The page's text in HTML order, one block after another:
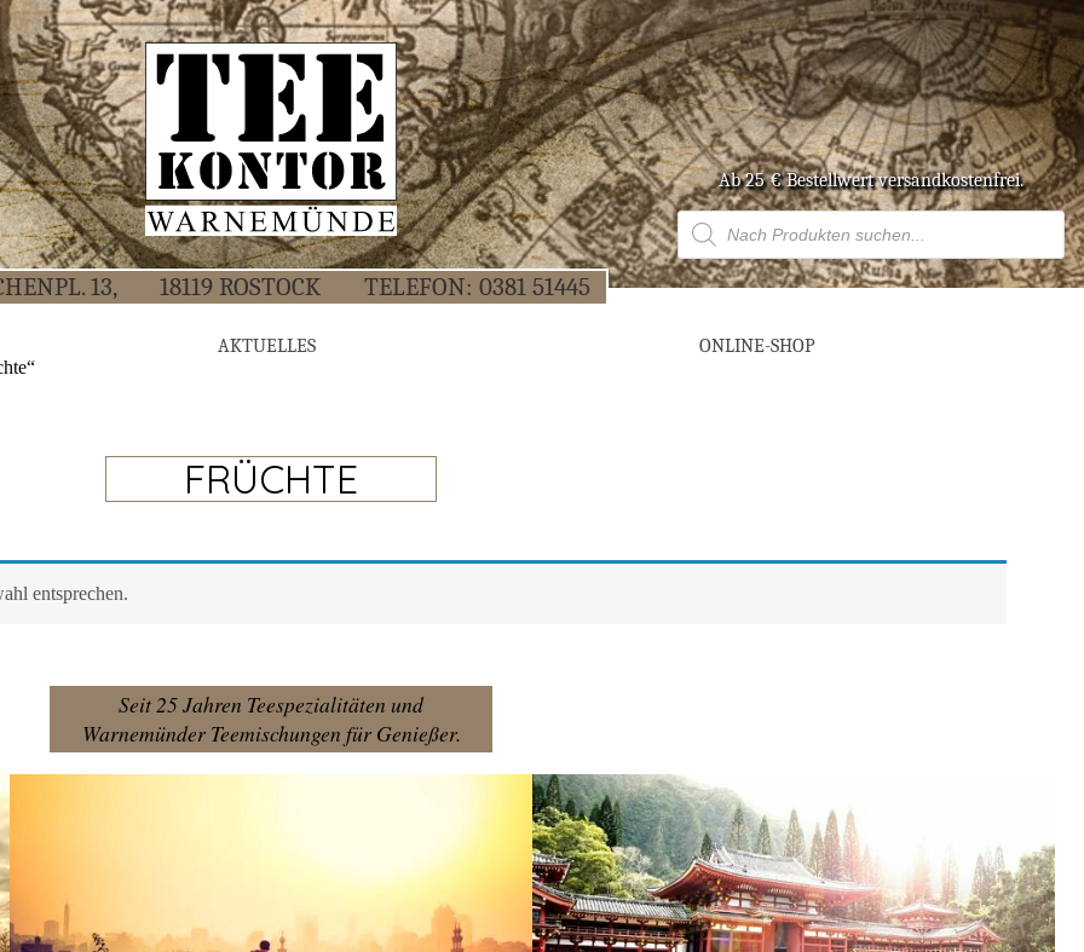
Ab 25 € Bestell­wert versandkostenfrei.
Products
search
13, 18119 ROS­TOCK TELE­FON:0381 51445
AKTU­EL­LES ONLINE-SHOP
FRÜCHTE
entsprechen.
Seit 25 Jahren Teespezialitäten und
Warnemünder Teemischungen für Genießer.